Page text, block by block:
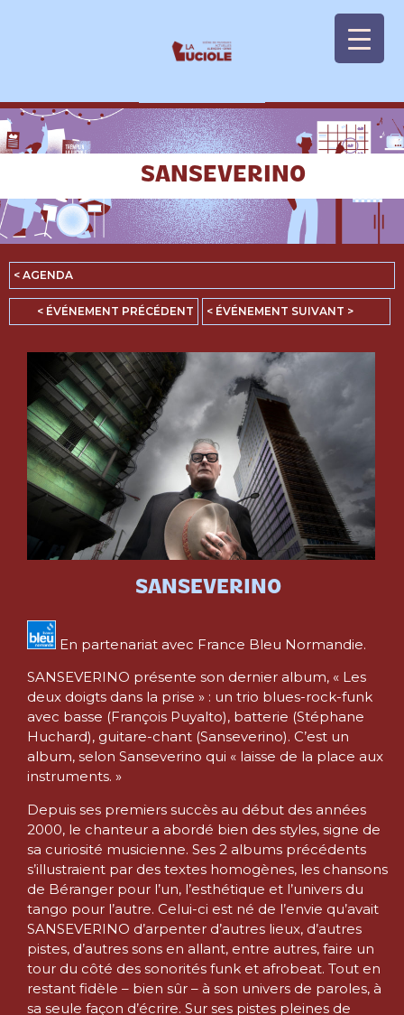
SANSEVERINO
< AGENDA
< ÉVÉNEMENT PRÉCÉDENT < ÉVÉNEMENT SUIVANT >
SANSEVERINO
En partenariat avec France Bleu Normandie.
SANSEVERINO présente son dernier album, « Les
deux doigts dans la prise » : un trio blues-rock-funk
avec basse (François Puyalto), batterie (Stéphane
Huchard), guitare-chant (Sanseverino). C’est un
album, selon Sanseverino qui « laisse de la place aux
instruments. »
Depuis ses premiers succès au début des années
2000, le chanteur a abordé bien des styles, signe de
sa curiosité musicienne. Ses 2 albums précédents
s’illustraient par des textes homogènes, les chansons
de Béranger pour l’un, l’esthétique et l’univers du
tango pour l’autre. Celui-ci est né de l’envie qu’avait
SANSEVERINO d’arpenter d’autres lieux, d’autres
pistes, d’autres sons en allant, entre autres, faire un
tour du côté des sonorités funk et afrobeat. Tout en
restant fidèle – bien sûr – à son univers de paroles, à
sa seule façon d’écrire. Sur ses pistes pleines de